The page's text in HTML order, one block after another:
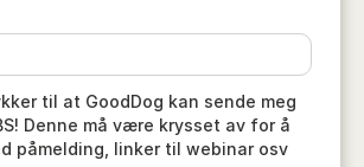
til at GoodDog kan sende meg
Denne må være krysset av for å
påmelding, linker til webinar osv